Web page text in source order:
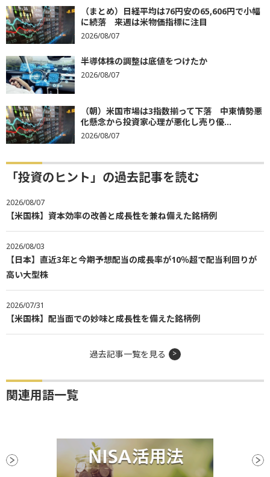
（まとめ）日経平均は76円安の65,606円で小幅
に続落 来週は米物価指標に注目
2026/08/07
半導体株の調整は底値をつけたか
2026/08/07
（朝）米国市場は3指数揃って下落 中東情勢悪
化懸念から投資家心理が悪化し売り優...
2026/08/07
「投資のヒント」の過去記事を読む
2026/08/07
【米国株】資本効率の改善と成長性を兼ね備えた銘柄例
2026/08/03
【日本】直近3年と今期予想配当の成長率が10％超で配当利回りが
高い大型株
2026/07/31
【米国株】配当面での妙味と成長性を備えた銘柄例
過去記事一覧を見る
関連用語一覧